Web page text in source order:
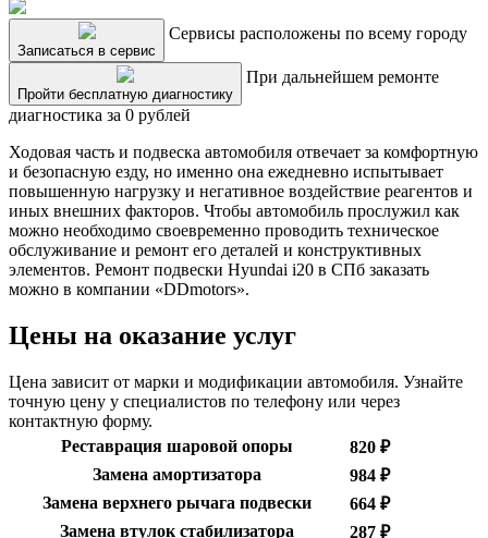
Записаться в сервис
Сервисы расположены по всему городу
Пройти бесплатную диагностику
При дальнейшем ремонте
диагностика за 0 рублей
Ходовая часть и подвеска автомобиля отвечает за комфортную
и безопасную езду, но именно она ежедневно испытывает
повышенную нагрузку и негативное воздействие реагентов и
иных внешних факторов. Чтобы автомобиль прослужил как
можно необходимо своевременно проводить техническое
обслуживание и ремонт его деталей и конструктивных
элементов. Ремонт подвески Hyundai i20 в СПб заказать
можно в компании «DDmotors».
Цены на оказание услуг
Цена зависит от марки и модификации автомобиля. Узнайте
точную цену у специалистов по телефону или через
контактную форму.
Реставрация шаровой опоры
820 ₽
Замена амортизатора
984 ₽
Замена верхнего рычага подвески
664 ₽
Замена втулок стабилизатора
287 ₽